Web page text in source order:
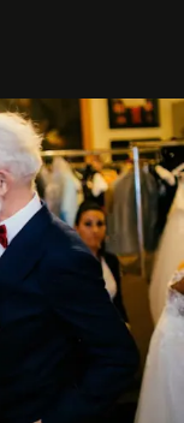
мы от всей
был с нами все
теплом, ваша